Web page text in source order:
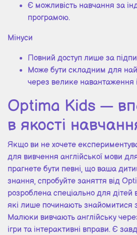
Є можливість навчання за
програмою.
Мінуси
Повний доступ лише за
Може бути складним для
через велике навантаження
Optima Kids —
в якості
Якщо ви не хочете
для вивчення англійської мови
прагнете бути певні, що ваша
знання, спробуйте заняття від
розроблена спеціально для дітей
які лише починають знайомитися
Малюки вивчають англійську
ігри та інтерактивні вправи. Є